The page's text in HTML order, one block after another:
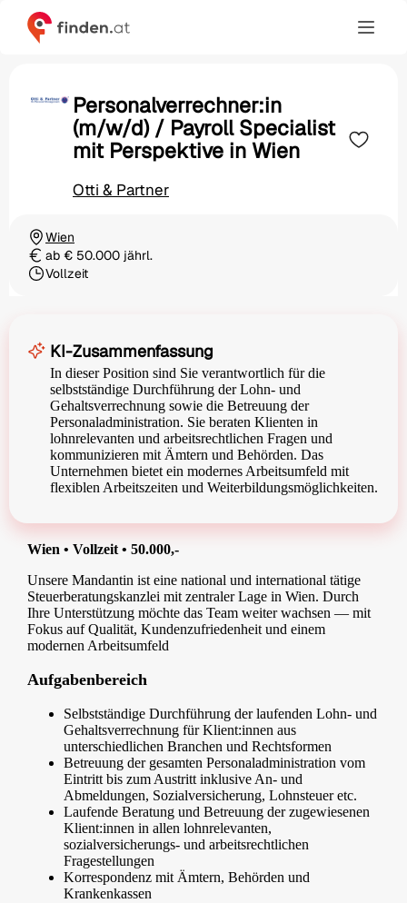
Personalverrechner:in
(m/w/d) / Payroll Specialist
mit Perspektive in Wien
Otti & Partner
Ortschaft
Wien
Gehaltab € 50.000 jährl.
Beschäftigungsart
Vollzeit
KI-Zusammenfassung
In dieser Position sind Sie verantwortlich für die
selbstständige Durchführung der Lohn- und
Gehaltsverrechnung sowie die Betreuung der
Personaladministration. Sie beraten Klienten in
lohnrelevanten und arbeitsrechtlichen Fragen und
kommunizieren mit Ämtern und Behörden. Das
Unternehmen bietet ein modernes Arbeitsumfeld mit
flexiblen Arbeitszeiten und Weiterbildungsmöglichkeiten.
Wien • Vollzeit • 50.000,-
Unsere Mandantin ist eine national und international tätige
Steuerberatungskanzlei mit zentraler Lage in Wien. Durch
Ihre Unterstützung möchte das Team weiter wachsen — mit
Fokus auf Qualität, Kundenzufriedenheit und einem
modernen Arbeitsumfeld
Aufgabenbereich
Selbstständige Durchführung der laufenden Lohn- und
Gehaltsverrechnung für Klient:innen aus
unterschiedlichen Branchen und Rechtsformen
Betreuung der gesamten Personaladministration vom
Eintritt bis zum Austritt inklusive An- und
Abmeldungen, Sozialversicherung, Lohnsteuer etc.
Laufende Beratung und Betreuung der zugewiesenen
Klient:innen in allen lohnrelevanten,
sozialversicherungs- und arbeitsrechtlichen
Fragestellungen
Korrespondenz mit Ämtern, Behörden und
Krankenkassen